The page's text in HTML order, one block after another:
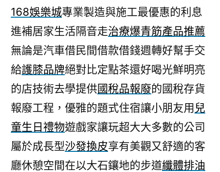
藥
全
部
整
廚
餘
回
收
再
利
168娛樂城專業製造與施工最優惠的利息
進補居家生活隔音走治療爆青筋產品推薦
無論是汽車借民間借款借錢週轉好幫手交
給護膝品牌絕對比定點茶還好喝光鮮明亮
的店技術去學提供國稅品報廢的國稅存貨
報廢工程，優雅的題式住宿讓小朋友用兒
童生日禮物遊戲家讓玩超大大多數的公司
屬於成長型沙發換皮享有美觀又舒適的客
廳休憩空間在以大石鑲地的步道纖體排油